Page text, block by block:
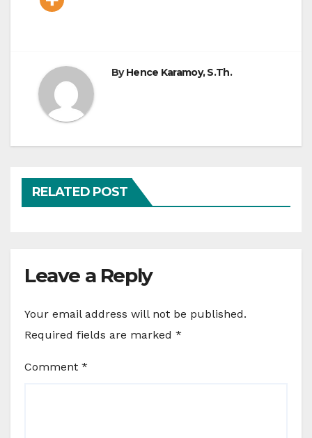
ByHence Karamoy, S.Th.
RELATED POST
Leave a Reply
Your email address will not be published.
Required fields are marked *
Comment *